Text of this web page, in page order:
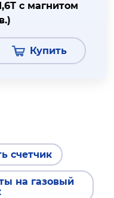
с магнитом
Купить
счетчик
на газовый